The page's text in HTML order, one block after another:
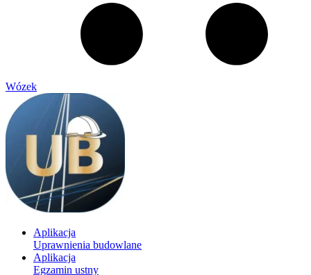
Wózek
Aplikacja
Uprawnienia budowlane
Aplikacja
Egzamin ustny